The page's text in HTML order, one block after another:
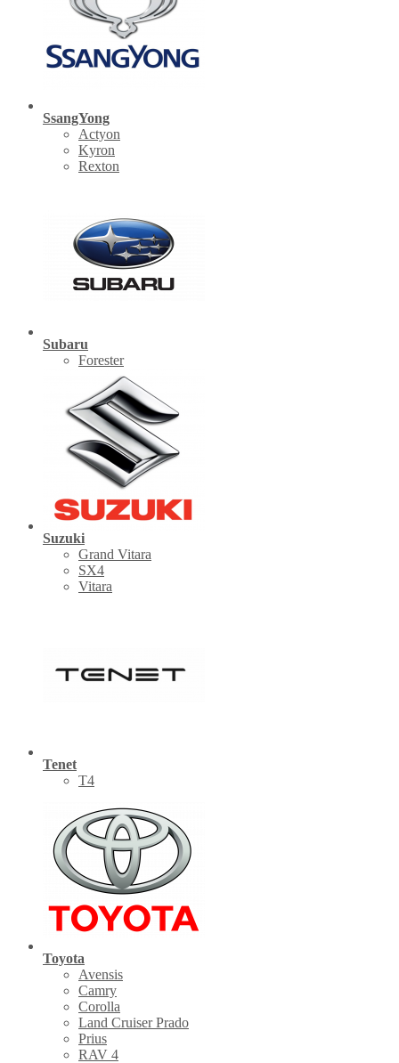
SsangYong
Actyon
Kyron
Rexton
Subaru
Forester
Suzuki
Grand Vitara
SX4
Vitara
Tenet
Т4
Toyota
Avensis
Camry
Corolla
Land Cruiser Prado
Prius
RAV 4